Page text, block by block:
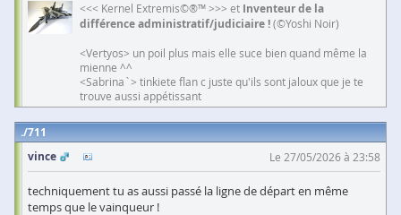
<<< Kernel Extremis©®™ >>> et Inventeur de la
différence administratif/judiciaire !(©Yoshi Noir)
<Vertyos> un poil plus mais elle suce bien quand même la
mienne ^^
<Sabrina`> tinkiete flan c juste qu'ils sont jaloux que je te
trouve aussi appétissant
711
vince
Le 27/05/2026 à 23:58
techniquement tu as aussi passé la ligne de départ en même
temps que le vainqueur !